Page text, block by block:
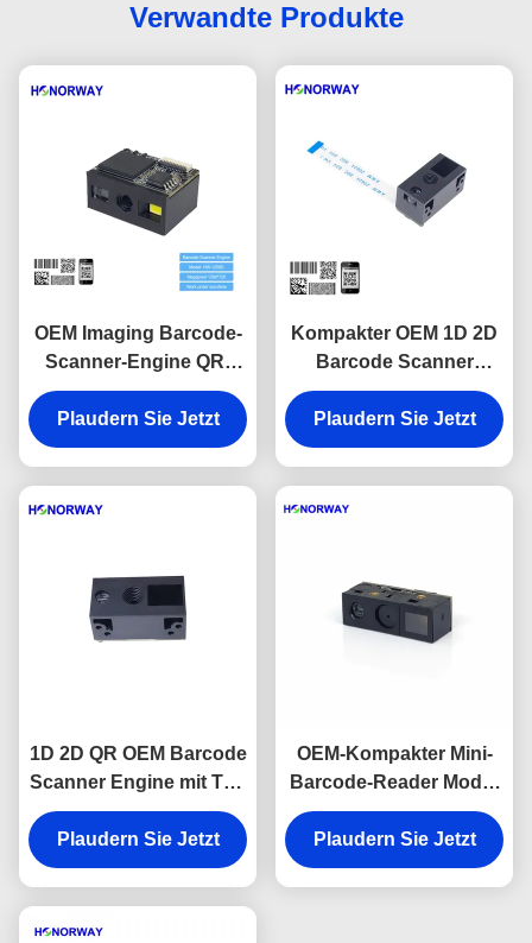
Verwandte Produkte
OEM Imaging Barcode-
Scanner-Engine QR-
Barcode-Scan-Engine
Anti-Glare
Plaudern Sie Jetzt
Kompakter OEM 1D 2D
Barcode Scanner
Engine QR Code
Reader Modul 0,3MP
Pixel
Plaudern Sie Jetzt
1D 2D QR OEM Barcode
Scanner Engine mit TTL
USB für Einzelhandels-
Supermärkte
Plaudern Sie Jetzt
OEM-Kompakter Mini-
Barcode-Reader Modul
UART 3.3V Versorgung
6,8 mm Dicke
Plaudern Sie Jetzt